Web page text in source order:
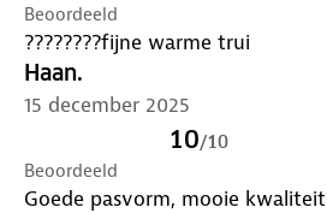
Beoordeeld
????????fijne warme trui
Haan.
15 december 2025
10/10
Beoordeeld
Goede pasvorm, mooie kwaliteit